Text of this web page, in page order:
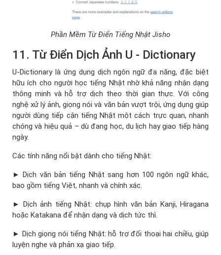
Phần Mềm Từ Điển Tiếng Nhật Jisho
11. Từ Điển Dịch Ảnh U - Dictionary
U-Dictionary là ứng dụng dịch ngôn ngữ đa năng, đặc biệt
hữu ích cho người học tiếng Nhật nhờ khả năng nhận dạng
thông minh và hỗ trợ dịch theo thời gian thực. Với công
nghệ xử lý ảnh, giọng nói và văn bản vượt trội, ứng dụng giúp
người dùng tiếp cận tiếng Nhật một cách trực quan, nhanh
chóng và hiệu quả – dù đang học, du lịch hay giao tiếp hàng
ngày.
Các tính năng nổi bật dành cho tiếng Nhật:
► Dịch văn bản tiếng Nhật sang hơn 100 ngôn ngữ khác,
bao gồm tiếng Việt, nhanh và chính xác.
► Dịch ảnh tiếng Nhật: chụp hình văn bản Kanji, Hiragana
hoặc Katakana để nhận dạng và dịch tức thì.
► Dịch giọng nói tiếng Nhật: hỗ trợ đối thoại hai chiều, giúp
luyện nghe và phản xạ giao tiếp.